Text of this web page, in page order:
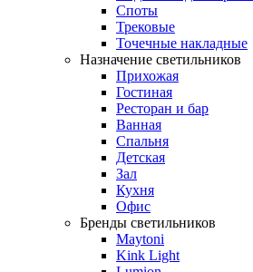
Споты
Трековые
Точечные накладные
Назначение светильников
Прихожая
Гостиная
Ресторан и бар
Ванная
Спальня
Детская
Зал
Кухня
Офис
Бренды светильников
Maytoni
Kink Light